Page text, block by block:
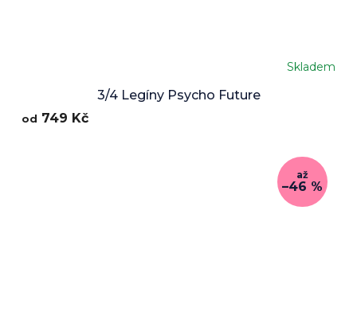
3/4 Legíny Psycho Future
Skladem
od 749 Kč
až
–46 %